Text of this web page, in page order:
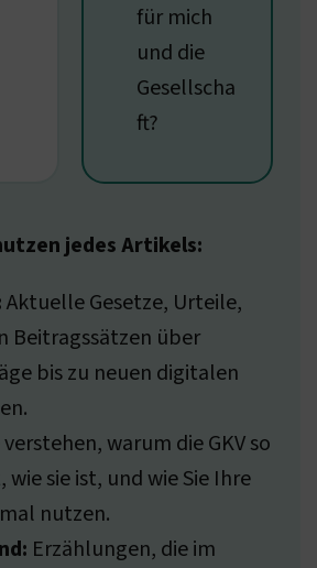
für mich
und die
Gesellscha
ft?
jedes Artikels:
Aktuelle Gesetze, Urteile,
Beitragssätzen über
bis zu neuen digitalen
verstehen, warum die GKV so
sie ist, und wie Sie Ihre
nutzen.
Erzählungen, die im